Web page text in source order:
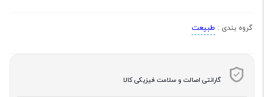
گروه بندی : طبیعت
گارانتی اصالت و سلامت فیزیکی کالا